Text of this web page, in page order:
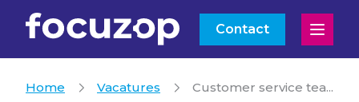
Contact
Open
Home Vacatures Customer service tea...